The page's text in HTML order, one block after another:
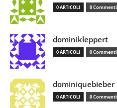
0 ARTICOLI 0 Commenti
dominikleppert
0 ARTICOLI 0 Commenti
dominiquebieber
0 ARTICOLI 0 Commenti